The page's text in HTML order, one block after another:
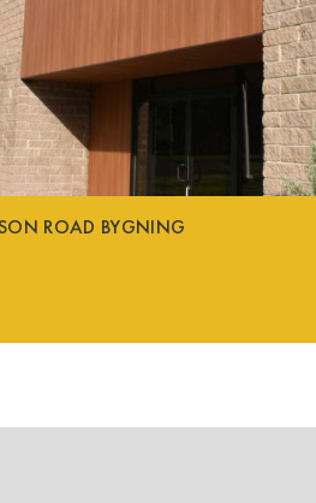
ROAD BYGNING